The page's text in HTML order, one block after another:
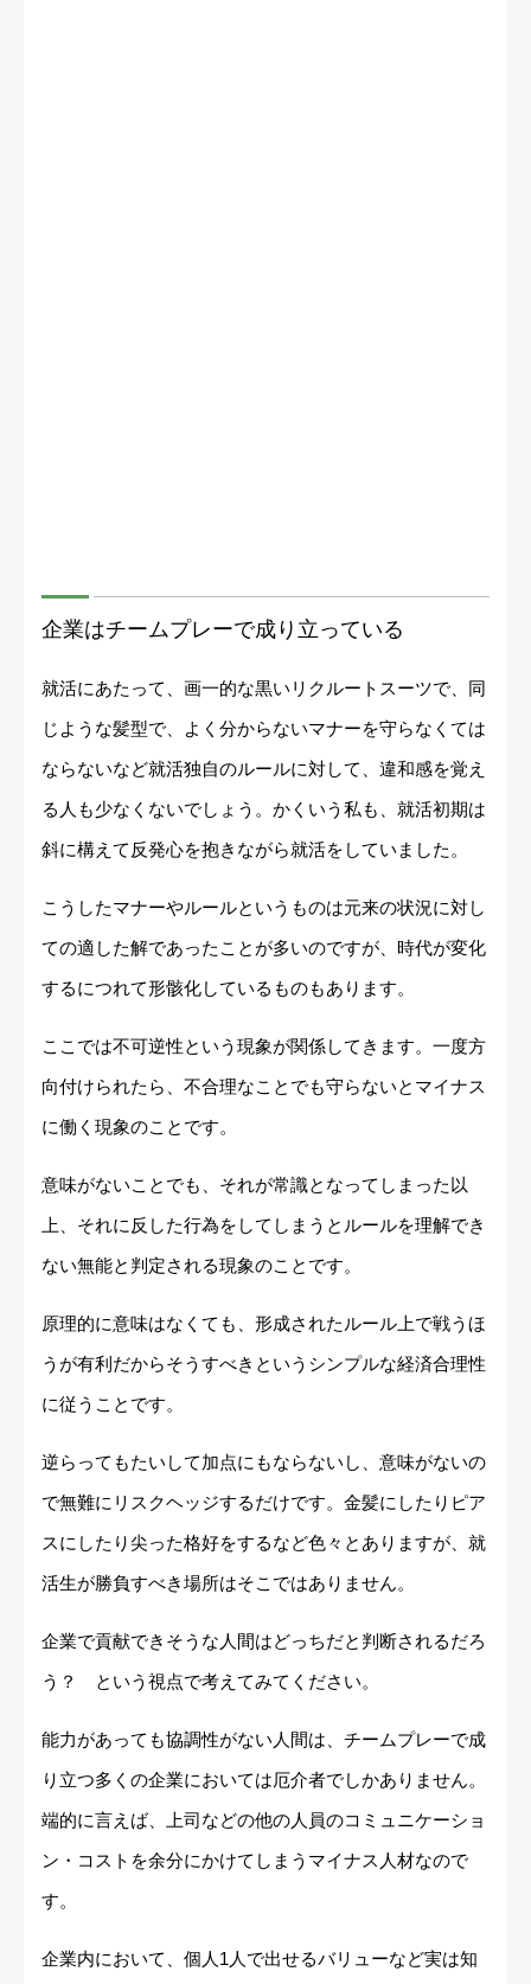
企業はチームプレーで成り立っている
就活にあたって、画一的な黒いリクルートスーツで、同
じような髪型で、よく分からないマナーを守らなくては
ならないなど就活独自のルールに対して、違和感を覚え
る人も少なくないでしょう。かくいう私も、就活初期は
斜に構えて反発心を抱きながら就活をしていました。
こうしたマナーやルールというものは元来の状況に対し
ての適した解であったことが多いのですが、時代が変化
するにつれて形骸化しているものもあります。
ここでは不可逆性という現象が関係してきます。一度方
向付けられたら、不合理なことでも守らないとマイナス
に働く現象のことです。
意味がないことでも、それが常識となってしまった以
上、それに反した行為をしてしまうとルールを理解でき
ない無能と判定される現象のことです。
原理的に意味はなくても、形成されたルール上で戦うほ
うが有利だからそうすべきというシンプルな経済合理性
に従うことです。
逆らってもたいして加点にもならないし、意味がないの
で無難にリスクヘッジするだけです。金髪にしたりピア
スにしたり尖った格好をするなど色々とありますが、就
活生が勝負すべき場所はそこではありません。
企業で貢献できそうな人間はどっちだと判断されるだろ
う？ という視点で考えてみてください。
能力があっても協調性がない人間は、チームプレーで成
り立つ多くの企業においては厄介者でしかありません。
端的に言えば、上司などの他の人員のコミュニケーショ
ン・コストを余分にかけてしまうマイナス人材なので
す。
企業内において、個人1人で出せるバリューなど実は知